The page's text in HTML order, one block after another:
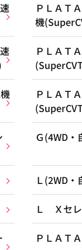
ＰＬＡＴ
機
ＰＬＡＴ
ＰＬＡＴ
Ｇ(4WD
Ｌ(2WD
Ｌ Ｘセレ
ＰＬＡＴ